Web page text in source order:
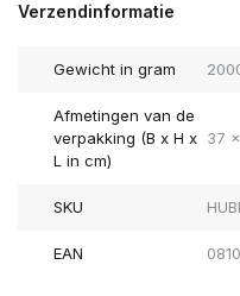
Verzendinformatie
Gewicht in gram
Afmetingen van de
verpakking (B x H x
L in cm)
37
SKU
EAN